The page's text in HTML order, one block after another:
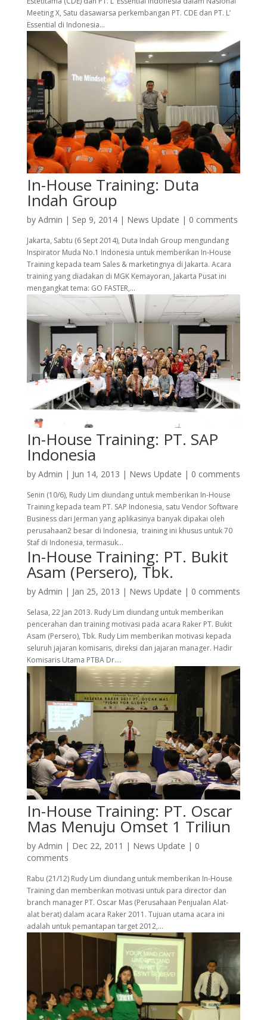
Meeting X, Satu dasawarsa perkembangan PT. CDE dan PT. L’
Essential di Indonesia...
In-House Training: Duta
Indah Group
by Admin | Sep 9, 2014| News Update | 0 comments
Jakarta, Sabtu (6 Sept 2014), Duta Indah Group mengundang
Inspirator Muda No.1 Indonesia untuk memberikan In-House
Training kepada team Sales & marketingnya di Jakarta. Acara
training yang diadakan di MGK Kemayoran, Jakarta Pusat ini
mengangkat tema: GO FASTER,...
In-House Training: PT. SAP
Indonesia
by Admin | Jun 14, 2013 | News Update | 0 comments
Senin (10/6), Rudy Lim diundang untuk memberikan In-House
Training kepada team PT. SAP Indonesia, satu Vendor Software
Business dari Jerman yang aplikasinya banyak dipakai oleh
perusahaan2 besar di Indonesia, training ini khusus untuk 70
Staf di Indonesia, termasuk...
In-House Training: PT. Bukit
Asam (Persero), Tbk.
by Admin | Jan 25, 2013 | News Update | 0 comments
Selasa, 22 Jan 2013. Rudy Lim diundang untuk memberikan
pencerahan dan training motivasi pada acara Raker PT. Bukit
Asam (Persero), Tbk. Rudy Lim memberikan motivasi kepada
seluruh jajaran komisaris, direksi dan jajaran manager. Hadir
Komisaris Utama PTBA Dr....
In-House Training: PT. Oscar
Mas Menuju Omset 1 Triliun
by Admin | Dec 22, 2011 | News Update | 0
comments
Rabu (21/12) Rudy Lim diundang untuk memberikan In-House
Training dan memberikan motivasi untuk para director dan
branch manager PT. Oscar Mas (Perusahaan Penjualan Alat-
alat berat) dalam acara Raker 2011. Tujuan utama acara ini
adalah untuk pemantapan target 2012,...